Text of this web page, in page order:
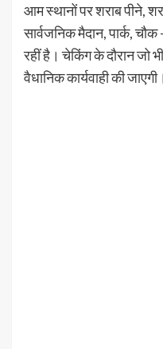
आम स्थानों पर शराब पीने,
सार्वजनिक मैदान, पार्क, चौक
रहीं है। चेकिंग के दौरान जो
वैधानिक कार्यवाही की जाएगी।